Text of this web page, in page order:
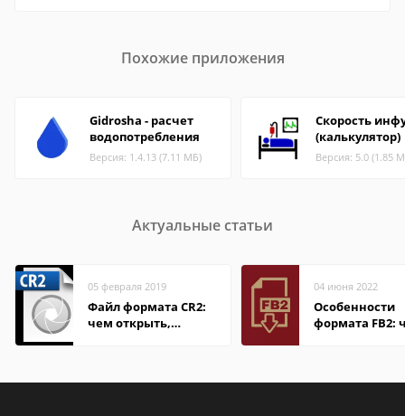
Похожие приложения
Gidrosha - расчет
водопотребления
Версия: 1.4.13 (7.11 МБ)
Скорость
(калькулятор)
Версия: 5.0 (1.85
Актуальные статьи
05 февраля 2019
Файл формата CR2:
чем открыть,
04 июня 2022
Особенности
формата FB2: